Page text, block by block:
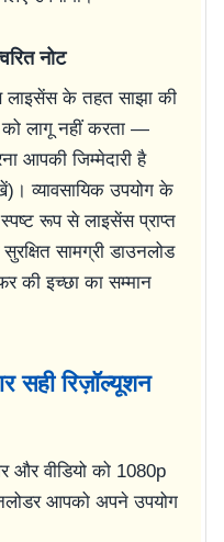
नोट
लाइसेंस के तहत साझा की
को लागू नहीं करता —
आपकी जिम्मेदारी है
व्यावसायिक उपयोग के
रूप से लाइसेंस प्राप्त
सामग्री डाउनलोड
की इच्छा का सम्मान
सही रिज़ॉल्यूशन
और वीडियो को 1080p
आपको अपने उपयोग